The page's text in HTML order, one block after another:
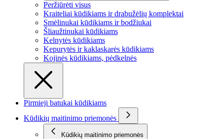
Peržiūrėti visus
Kraiteliai kūdikiams ir drabužėlių komplektai
Smėlinukai kūdikiams ir bodžiukai
Šliaužtinukai kūdikiams
Kelnytės kūdikiams
Kepurytės ir kaklaskarės kūdikiams
Kojinės kūdikiams, pėdkelnės
Pirmieji batukai kūdikiams
Kūdikių maitinimo priemonės
Kūdikių maitinimo priemonės